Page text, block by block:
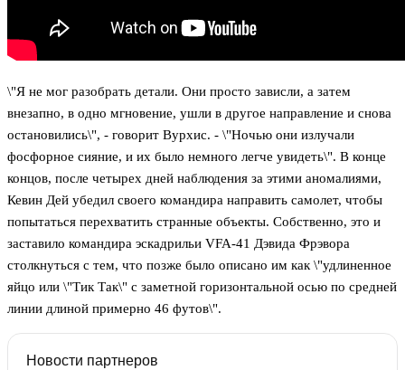
\"Я не мог разобрать детали. Они просто зависли, а затем
внезапно, в одно мгновение, ушли в другое направление и снова
остановились\", - говорит Вурхис. - \"Ночью они излучали
фосфорное сияние, и их было немного легче увидеть\". В конце
концов, после четырех дней наблюдения за этими аномалиями,
Кевин Дей убедил своего командира направить самолет, чтобы
попытаться перехватить странные объекты. Собственно, это и
заставило командира эскадрильи VFA-41 Дэвида Фрэвора
столкнуться с тем, что позже было описано им как \"удлиненное
яйцо или \"Тик Так\" с заметной горизонтальной осью по средней
линии длиной примерно 46 футов\".
Новости партнеров